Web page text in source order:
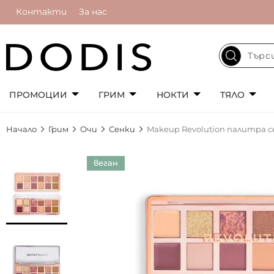
Контакти За нас
ПРОМОЦИИ ГРИМ НОКТИ ТЯЛО
Начало Грим Очи Сенки Makeup Revolution палитра
веган
към
края
на
галерията
изображенията